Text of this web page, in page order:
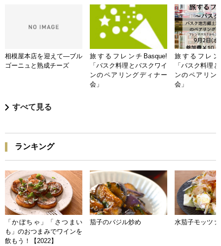
相模屋本店を迎えて―ブル
ゴーニュと熟成チーズ
旅するフレンチBasque!
「バスク料理とバスクワイ
ンのペアリングディナー
会」
旅するフレン
「バスク料理
ンのペアリン
会」
すべて見る
ランキング
「かぼちゃ」「さつまい
も」のおつまみでワインを
飲もう！【2022】
茄子のバジル炒め 水茄子モッツァ